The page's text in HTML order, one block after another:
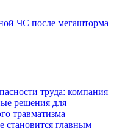
ЧС после мегашторма
труда: компания
решения для
травматизма
становится главным